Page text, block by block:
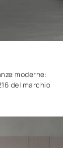
moderne:
del marchio